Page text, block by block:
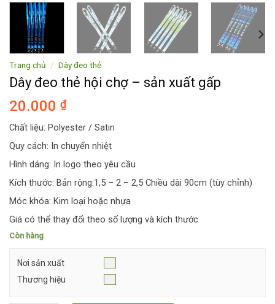
Trang chủ / Dây đeo thẻ
Dây đeo thẻ hội chợ – sản xuất gấp
20.000 ₫
Chất liệu: Polyester / Satin
Quy cách: In chuyển nhiệt
Hình dáng: In logo theo yêu cầu
Kích thước: Bản rộng:1,5 – 2 – 2,5 Chiều dài 90cm (tùy chỉnh)
Móc khóa: Kim loại hoặc nhựa
Giá có thể thay đổi theo số lượng và kích thước
Còn hàng
Nơi sản xuất
Thương hiệu